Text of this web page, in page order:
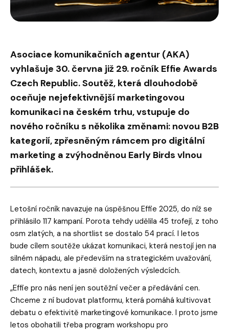
Asociace komunikačních agentur (AKA)
vyhlašuje 30. června již 29. ročník Effie Awards
Czech Republic. Soutěž, která dlouhodobě
oceňuje nejefektivnější marketingovou
komunikaci na českém trhu, vstupuje do
nového ročníku s několika změnami: novou B2B
kategorií, zpřesněným rámcem pro digitální
marketing a zvýhodněnou Early Birds vlnou
přihlášek.
Letošní ročník navazuje na úspěšnou Effie 2025, do níž se
přihlásilo 117 kampaní. Porota tehdy udělila 45 trofejí, z toho
osm zlatých, a na shortlist se dostalo 54 prací. I letos
bude cílem soutěže ukázat komunikaci, která nestojí jen na
silném nápadu, ale především na strategickém uvažování,
datech, kontextu a jasně doložených výsledcích.
„Effie pro nás není jen soutěžní večer a předávání cen.
Chceme z ní budovat platformu, která pomáhá kultivovat
debatu o efektivitě marketingové komunikace. I proto jsme
letos obohatili třeba program workshopu pro